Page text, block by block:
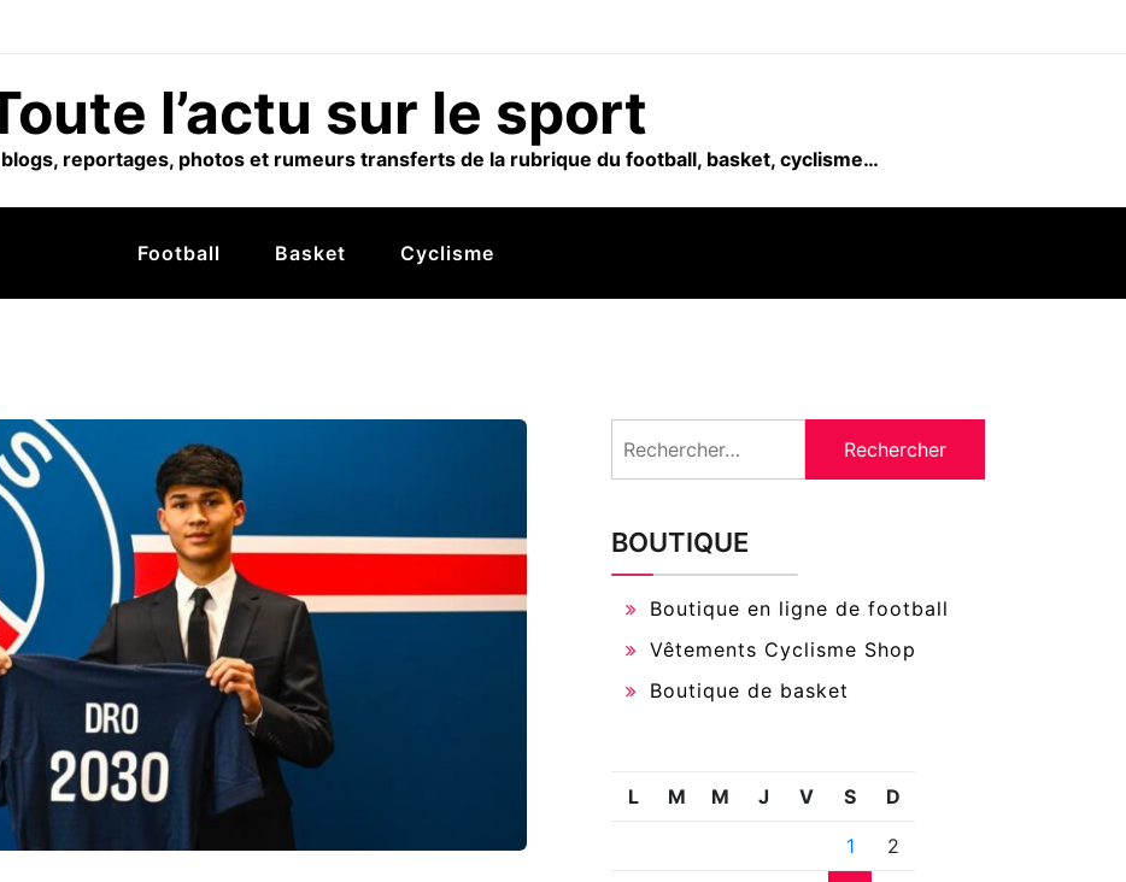
l’actu sur le sport
reportages, photos et rumeurs transferts de la rubrique du football, basket, cyclisme…
Football Basket Cyclisme
BOUTIQUE
Boutique en ligne de football
Vêtements Cyclisme Shop
Boutique de basket
L M M J V S D
1 2